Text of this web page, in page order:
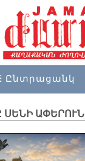
Ընտրացանկ
ՍԵՆԻ ԱՓԵՐՈՒՆ